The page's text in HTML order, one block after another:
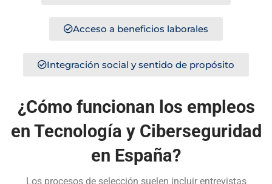
Acceso a beneficios laborales
Integración social y sentido de propósito
¿Cómo funcionan los empleos
en Tecnología y Ciberseguridad
en España?
Los procesos de selección suelen incluir entrevistas